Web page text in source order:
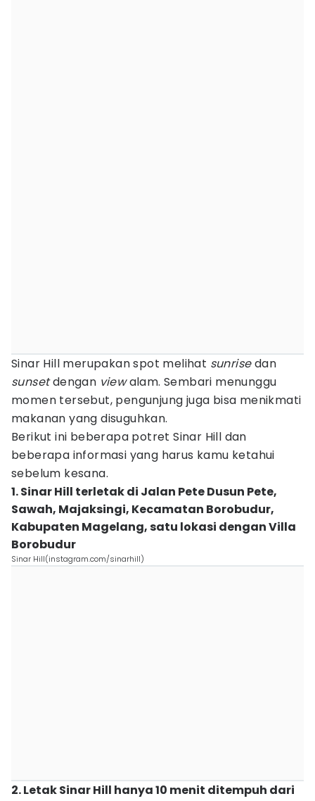
Sinar Hill merupakan spot melihat sunrisedan
sunsetdengan viewalam. Sembari menunggu
momen tersebut, pengunjung juga bisa menikmati
makanan yang disuguhkan.
Berikut ini beberapa potret Sinar Hill dan
beberapa informasi yang harus kamu ketahui
sebelum kesana.
1. Sinar Hill terletak di Jalan Pete Dusun Pete,
Sawah, Majaksingi, Kecamatan Borobudur,
Kabupaten Magelang, satu lokasi dengan Villa
Borobudur
Sinar Hill(instagram.com/sinarhill)
2. Letak Sinar Hill hanya 10 menit ditempuh dari